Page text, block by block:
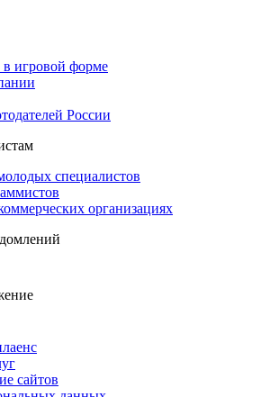
игровой форме
России
специалистов
организациях
сайтов